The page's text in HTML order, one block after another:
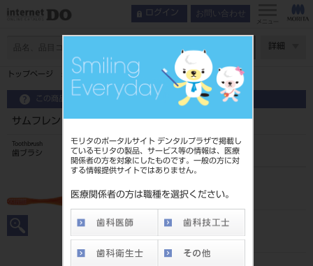
モリタのポータルサイト デンタルプラザで掲載し
ているモリタの製品、サービス等の情報は、医療
関係者の方を対象にしたものです。一般の方に対
する情報提供サイトではありません。
医療関係者の方は職種を選択ください。
ログイン お問い合わせ
メニュー
詳細
トップページ サムフレンド ハブラシ #22 ベーシック・ソフト
この商品に関するお問い合わせ
サムフレンド ハブラシ #22 ベーシック・ソフト
Toothbrush
歯ブラシ
206590408
JAN/EANコード